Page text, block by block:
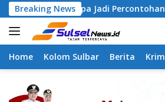
Skip
to
content
Breaking News
Jadi Percontohan Berbasis
Home Kolom Sulbar Berita